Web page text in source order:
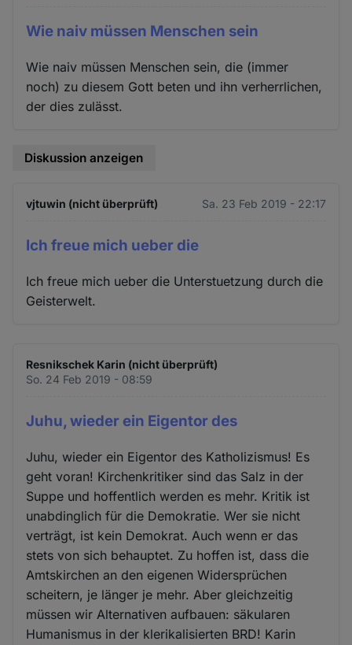
Wie naiv müssen Menschen sein
Wie naiv müssen Menschen sein, die (immer
noch) zu diesem Gott beten und ihn verherrlichen,
der dies zulässt.
Diskussion anzeigen
vjtuwin (nicht überprüft) Sa. 23 Feb 2019 - 22:17
Ich freue mich ueber die
Ich freue mich ueber die Unterstuetzung durch die
Geisterwelt.
Resnikschek Karin (nicht überprüft)
So. 24 Feb 2019 - 08:59
Juhu, wieder ein Eigentor des
Juhu, wieder ein Eigentor des Katholizismus! Es
geht voran! Kirchenkritiker sind das Salz in der
Suppe und hoffentlich werden es mehr. Kritik ist
unabdinglich für die Demokratie. Wer sie nicht
verträgt, ist kein Demokrat. Auch wenn er das
stets von sich behauptet. Zu hoffen ist, dass die
Amtskirchen an den eigenen Widersprüchen
scheitern, je länger je mehr. Aber gleichzeitig
müssen wir Alternativen aufbauen: säkularen
Humanismus in der klerikalisierten BRD! Karin